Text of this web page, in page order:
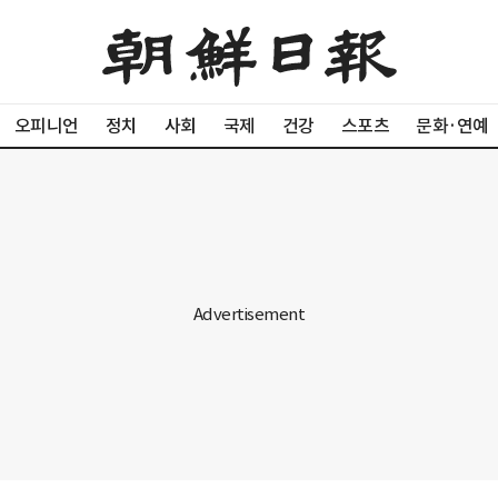
오피니언 정치 사회 국제 건강 스포츠 문화·연예